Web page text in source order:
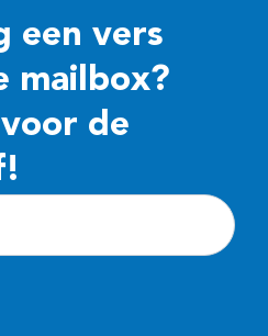
een vers
mailbox?
de